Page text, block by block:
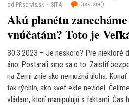
od PRservis.sk
SITA Diskusia()
Akú planétu
vnúčatám? Toto je
30.3.2023 – Je neskoro? Pre niektoré
áno. Postarali sme sa o to. Zaistiť
na Zemi znie ako nemožná úloha.
tak rýchlo, ako svet ešte nevidel.
vládam, ktorí manipulujú s faktami. Čas